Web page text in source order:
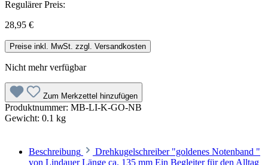
Regulärer Preis:
28,95 €
Preise inkl. MwSt. zzgl. Versandkosten
Nicht mehr verfügbar
Zum Merkzettel hinzufügen
Produktnummer: MB-LI-K-GO-NB
Gewicht: 0.1 kg
Beschreibung
Drehkugelschreiber "goldenes Notenband "
von Lindauer Länge ca. 135 mm Ein Begleiter für den Alltag